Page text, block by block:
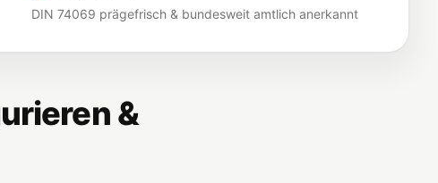
DIN 74069 prägefrisch & bundesweit amtlich anerkannt
&